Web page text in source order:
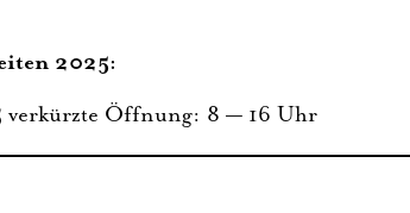
2025:
Öff­nung: 8 — 16 Uhr